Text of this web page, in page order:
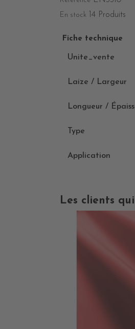
En stock 14 Produits
Fiche technique
Unite_vente
Laize / Largeur
Longueur /
Type
Application
Les clients